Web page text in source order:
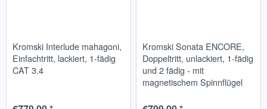
Kromski Interlude mahagoni,
Einfachtritt, lackiert, 1-fädig
CAT 3.4
Kromski Sonata ENCORE,
Doppeltritt, unlackiert, 1-fädig
und 2 fädig - mit
magnetischem Spinnflügel